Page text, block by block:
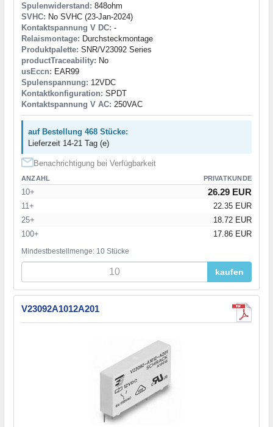
Spulenwiderstand: 848ohm
SVHC: No SVHC (23-Jan-2024)
Kontaktspannung V DC: -
Relaismontage: Durchsteckmontage
Produktpalette: SNR/V23092 Series
productTraceability: No
usEccn: EAR99
Spulenspannung: 12VDC
Kontaktkonfiguration: SPDT
Kontaktspannung V AC: 250VAC
auf Bestellung 468 Stücke:
Lieferzeit 14-21 Tag (e)
Benachrichtigung bei Verfügbarkeit
ANZAHL PRIVATKUNDE
10+ 26.29 EUR
11+
22.35 EUR
25+
18.72 EUR
100+
17.86 EUR
Mindestbestellmenge: 10 Stücke
kaufen
V23092A1012A201